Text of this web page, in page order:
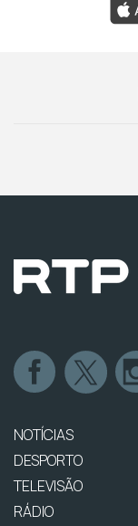
NOTÍCIAS
DESPORTO
TELEVISÃO
RÁDIO